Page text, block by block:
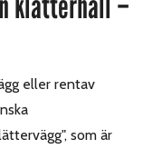
eller rentav
som är